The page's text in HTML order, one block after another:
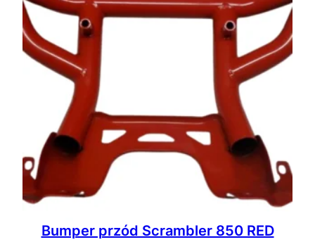
Bumper przód Scrambler 850 RED